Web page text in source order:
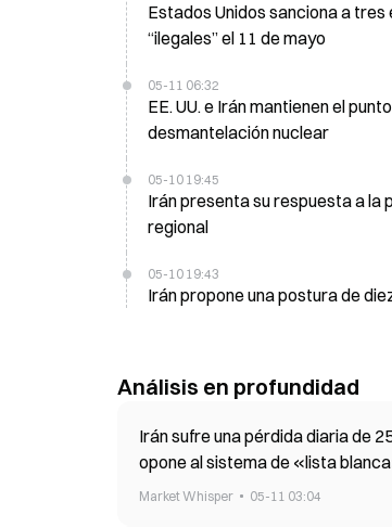
Estados Unidos sanciona a
“ilegales” el 11 de mayo
05-11 06:32
EE. UU. e Irán mantienen el
desmantelación nuclear
05-10 19:45
Irán presenta su respuesta a la
regional
05-10 19:43
Irán propone una postura de
Análisis en profundidad
Irán sufre una pérdida diaria de
opone al sistema de «lista
Market Whisper 05-11 03:04